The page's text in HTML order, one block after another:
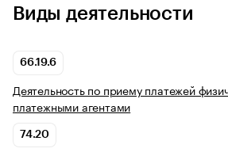
Виды деятельности
66.19.6
Деятельность по приему платежей
платежными агентами
74.20